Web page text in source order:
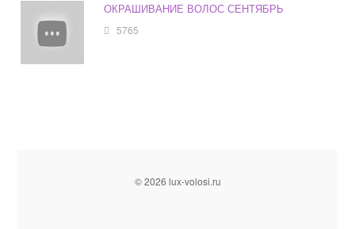
ОКРАШИВАНИЕ ВОЛОС СЕНТЯБРЬ
5765
© 2026 lux-volosi.ru